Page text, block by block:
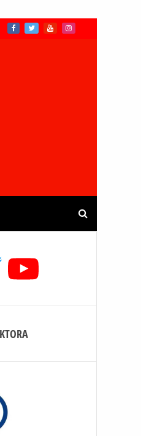
YouTube